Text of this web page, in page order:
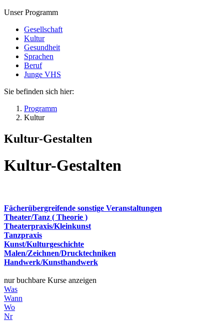
Unser Programm
Gesellschaft
Kultur
Gesundheit
Sprachen
Beruf
Junge VHS
Sie befinden sich hier:
Programm
Kultur
Kultur-Gestalten
Kultur-Gestalten
Fächerübergreifende sonstige Veranstaltungen
Theater/Tanz ( Theorie )
Theaterpraxis/Kleinkunst
Tanzpraxis
Kunst/Kulturgeschichte
Malen/Zeichnen/Drucktechniken
Handwerk/Kunsthandwerk
nur buchbare Kurse anzeigen
Was
Wann
Wo
Nr